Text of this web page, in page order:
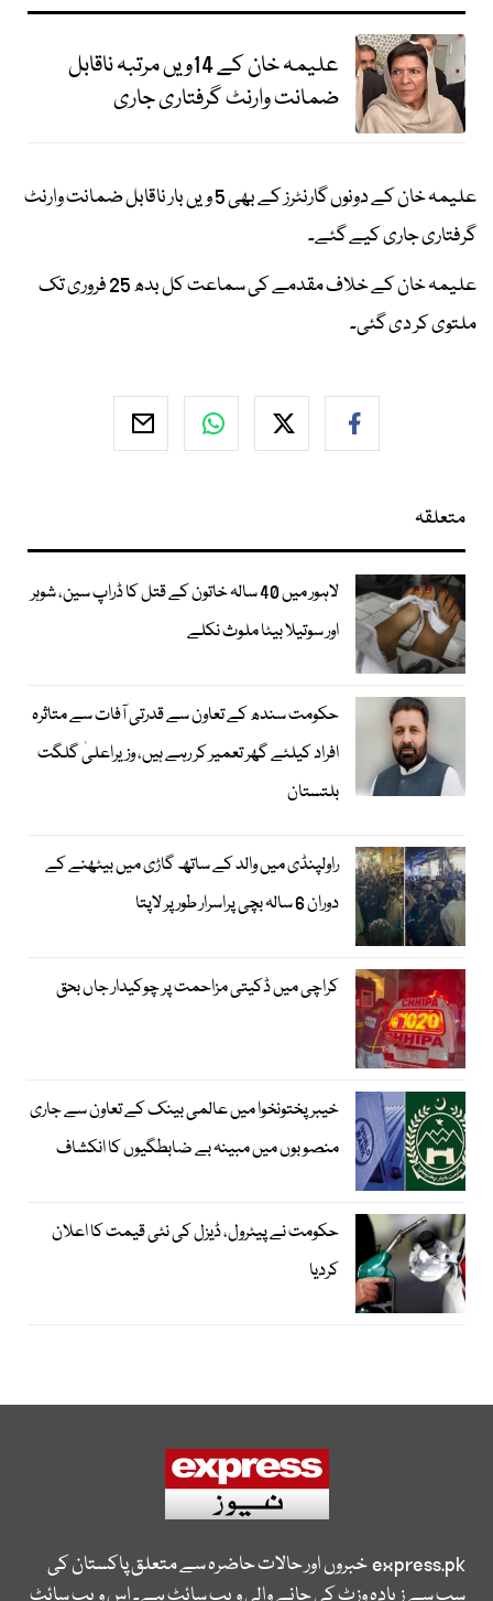
علیمہ خان کے 14ویں مرتبہ ناقابل
ضمانت وارنٹ گرفتاری جاری
علیمہ خان کے دونوں گارنٹرز کے بھی 5 ویں بار ناقابل ضمانت وارنٹ
گرفتاری جاری کیے گئے۔
علیمہ خان کے خلاف مقدمے کی سماعت کل بدھ 25 فروری تک
ملتوی کر دی گئی۔
متعلقہ
لاہور میں 40 سالہ خاتون کے قتل کا ڈراپ سین، شوہر
اور سوتیلا بیٹا ملوث نکلے
حکومت سندھ کے تعاون سے قدرتی آفات سے متاثرہ
افراد کیلئے گھر تعمیر کر رہے ہیں، وزیراعلیٰ گلگت
بلتستان
راولپنڈی میں والد کے ساتھ گاڑی میں بیٹھنے کے
دوران 6 سالہ بچی پراسرار طور پر لاپتا
کراچی میں ڈکیتی مزاحمت پر چوکیدار جاں بحق
خیبرپختونخوا میں عالمی بینک کے تعاون سے جاری
منصوبوں میں مبینہ بے ضابطگیوں کا انکشاف
حکومت نے پیٹرول، ڈیزل کی نئی قیمت کا اعلان
کردیا
express.pkخبروں اور حالات حاضرہ سے متعلق پاکستان کی